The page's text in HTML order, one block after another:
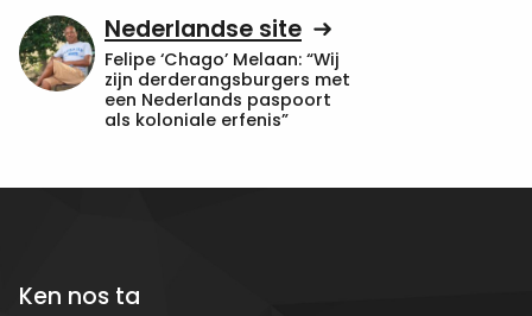
Nederlandse site
Felipe ‘Chago’ Melaan: “Wij
zijn derderangsburgers met
een Nederlands paspoort
als koloniale erfenis”
Ken nos ta